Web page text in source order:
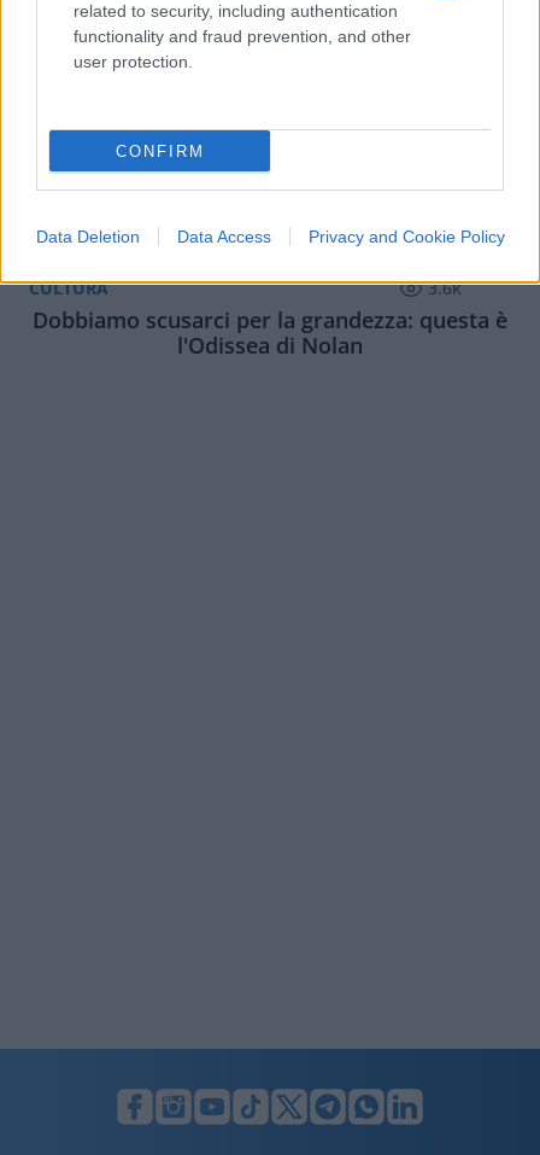
related to security, including authentication
functionality and fraud prevention, and other
user protection.
CONFIRM
Data Deletion Data Access Privacy and Cookie Policy
CULTURA 3.6k
Dobbiamo scusarci per la grandezza: questa è
l'Odissea di Nolan